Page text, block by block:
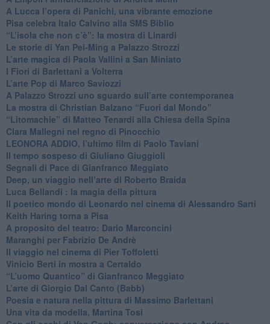
A Lucca l’opera di Panichi, una vibrante emozione
Pisa celebra Italo Calvino alla SMS Biblio
“L’isola che non c’è”: la mostra di Linardi
​Le storie di Yan Pei-Ming a Palazzo Strozzi
​L’arte magica di Paola Vallini a San Miniato
​I Fiori di Barlettani a Volterra
​L’arte Pop di Marco Saviozzi
​A Palazzo Strozzi uno sguardo sull’arte contemporanea
La mostra di Christian Balzano “Fuori dal Mondo”
​“Litomachie” di Matteo Tenardi alla Chiesa della Spina
​Clara Mallegni nel regno di Pinocchio
​LEONORA ADDIO, l’ultimo film di Paolo Taviani
Il tempo sospeso di Giuliano Giuggioli
Segnali di Pace di Gianfranco Meggiato
​Deep, un viaggio nell’arte di Roberto Braida
​Luca Bellandi : la magia della pittura
​Il poetico mondo di Leonardo nel cinema di Alessandro Sarti
​Keith Haring torna a Pisa
​A proposito del teatro: Dario Marconcini
Maranghi per Fabrizio De Andrè
​Il viaggio nel cinema di Pier Toffoletti
Vinicio Berti in mostra a Certaldo
“L’uomo Quantico” di Gianfranco Meggiato
​L’arte di Giorgio Dal Canto (Babb)
Poesia e natura nella pittura di Massimo Barlettani
Una vita da modella, Martina Tosi